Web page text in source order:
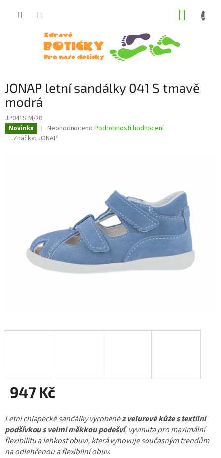
JONAP letní sandálky 041 S tmavě
modrá
JP041S M/20
Novinka
Průměrné
hodnocení
Neohodnoceno Podrobnosti hodnocení
Značka: JONAP
947 Kč
cena:
Letní chlapecké sandálky vyrobenéz velurové kůže s textilní
podšívkou s velmi měkkou podešví, vyvinuta pro maximální
flexibilitu a lehkost obuvi, která vyhovuje současným trendům
na odlehčenou a flexibilní obuv.